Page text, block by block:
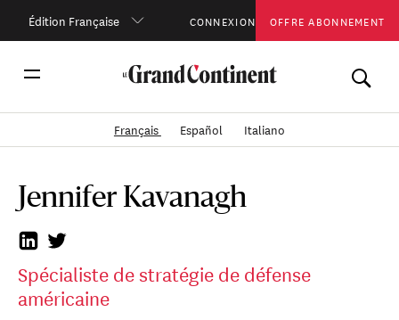
Édition Française CONNEXION OFFRE ABONNEMENT
Français Español Italiano
Jennifer Kavanagh
Spécialiste de stratégie de défense
américaine